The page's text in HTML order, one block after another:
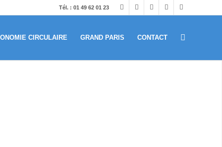
Tél. : 01 49 62 01 23
CIRCULAIRE GRAND PARIS CONTACT